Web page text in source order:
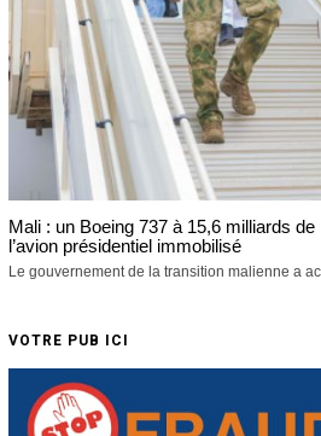
Mali : un Boeing 737 à 15,6 milliards
l’avion présidentiel immobilisé
Le gouvernement de la transition malienne a
VOTRE PUB ICI